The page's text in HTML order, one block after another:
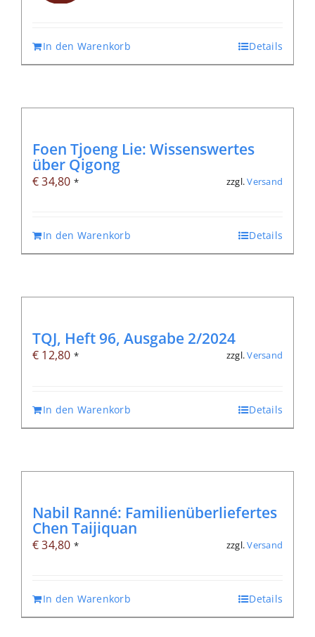
€ 84,00€ 72,00.
In den Warenkorb Details
Foen Tjoeng Lie: Wissenswertes
über Qigong
€34,80 * zzgl.Versand
In den Warenkorb Details
TQJ, Heft 96, Ausgabe 2/2024
€ 12,80 * zzgl.Versand
In den Warenkorb Details
Nabil Ranné: Familienüberliefertes
Chen Taijiquan
€34,80 * zzgl.Versand
In den Warenkorb Details